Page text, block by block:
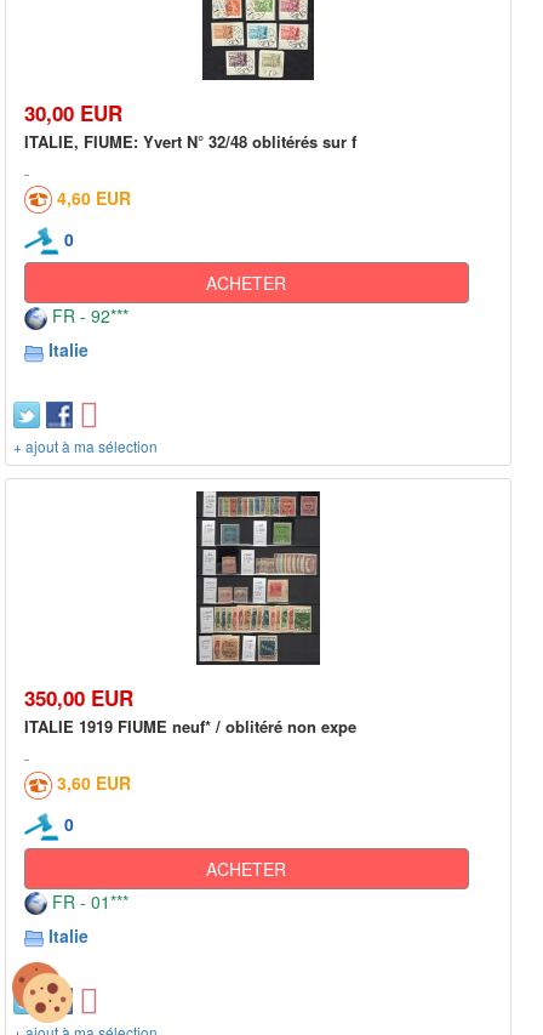
30,00 EUR
ITALIE, FIUME: Yvert N° 32/48 oblitérés sur f
4,60 EUR
0
ACHETER
FR - 92***
Italie
+ ajout à ma sélection
350,00 EUR
ITALIE 1919 FIUME neuf* / oblitéré non expe
3,60 EUR
0
ACHETER
FR - 01***
Italie